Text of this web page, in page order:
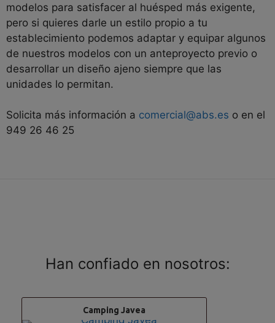
modelos para satisfacer al huésped más exigente,
pero si quieres darle un estilo propio a tu
establecimiento podemos adaptar y equipar algunos
de nuestros modelos con un anteproyecto previo o
desarrollar un diseño ajeno siempre que las
unidades lo permitan.
Solicita más información a comercial@abs.es o en el
949 26 46 25
Han confiado en nosotros:
Camping Javea